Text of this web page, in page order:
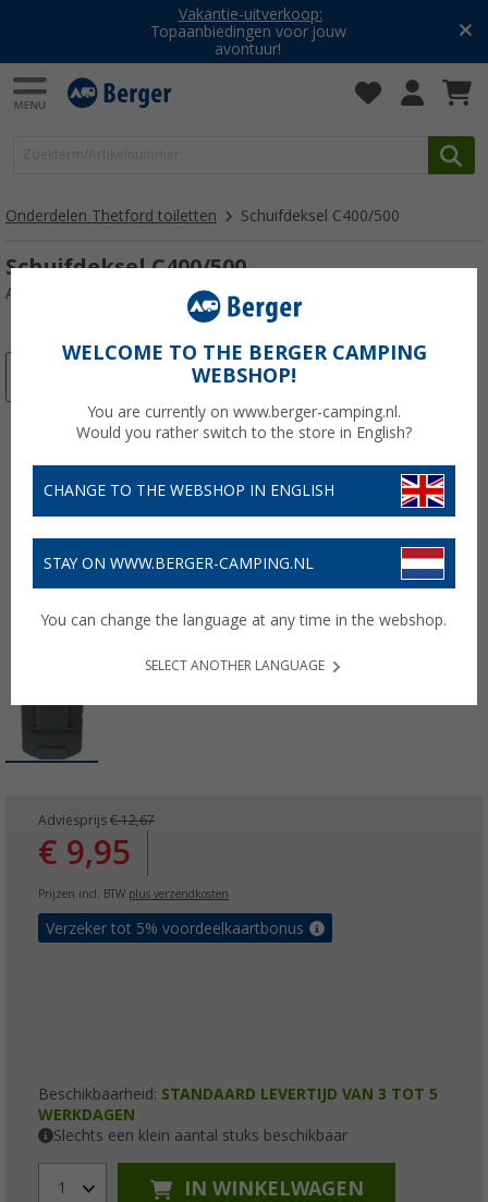
Vakantie-uitverkoop:
Topaanbiedingen voor jouw
avontuur!
Onderdelen Thetford toiletten Schuifdeksel C400/500
Schuifdeksel C400/500
Artikelnr: 104223
Adviesprijs € 12,67
€ 9,95
Prijzen incl. BTW plus verzendkosten
Verzeker tot 5% voordeelkaartbonus
Beschikbaarheid: STANDAARD LEVERTIJD VAN 3 TOT 5
WERKDAGEN
Slechts een klein aantal stuks beschikbaar
1 IN WINKELWAGEN
WELCOME TO THE BERGER CAMPING
WEBSHOP!
You are currently on www.berger-camping.nl.
Would you rather switch to the store in English?
CHANGE TO THE WEBSHOP IN ENGLISH
STAY ON WWW.BERGER-CAMPING.NL
You can change the language at any time in the webshop.
SELECT ANOTHER LANGUAGE